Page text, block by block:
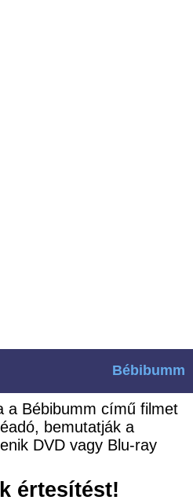
Bébibumm
a Bébibumm című filmet
bemutatják a
DVD vagy Blu-ray
értesítést!